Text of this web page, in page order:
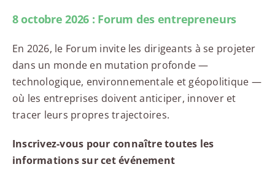
8 octobre 2026 : Forum des entrepreneurs
En 2026, le Forum invite les dirigeants à se projeter
dans un monde en mutation profonde —
technologique, environnementale et géopolitique —
où les entreprises doivent anticiper, innover et
tracer leurs propres trajectoires.
Inscrivez-vous pour connaître toutes les
informations sur cet événement